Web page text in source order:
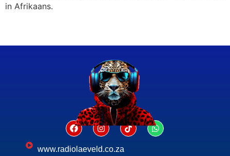
in Afrikaans.
www.radiolaeveld.co.za